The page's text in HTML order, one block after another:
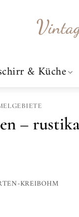
& Küche
–
KREIBOHM